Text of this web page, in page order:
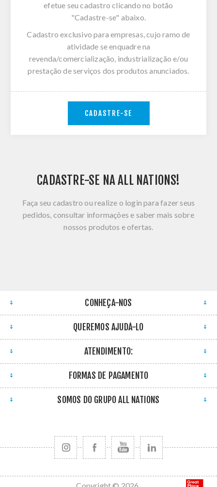
efetue seu cadastro clicando no botão
"Cadastre-se" abaixo.
Cadastro exclusivo para empresas, cujo ramo de
atividade se enquadre na
revenda/comercialização, industrialização e/ou
prestação de serviços dos produtos anunciados.
CADASTRE-SE
CADASTRE-SE NA ALL NATIONS!
Faça seu cadastro ou realize o login para fazer seus
pedidos, consultar informações e saber mais sobre
nossos produtos e ofertas.
CONHEÇA-NOS
QUEREMOS AJUDÁ-LO
ATENDIMENTO:
FORMAS DE PAGAMENTO
SOMOS DO GRUPO ALL NATIONS